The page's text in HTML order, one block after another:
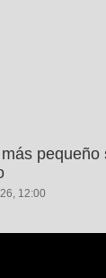
pequeño
12:00